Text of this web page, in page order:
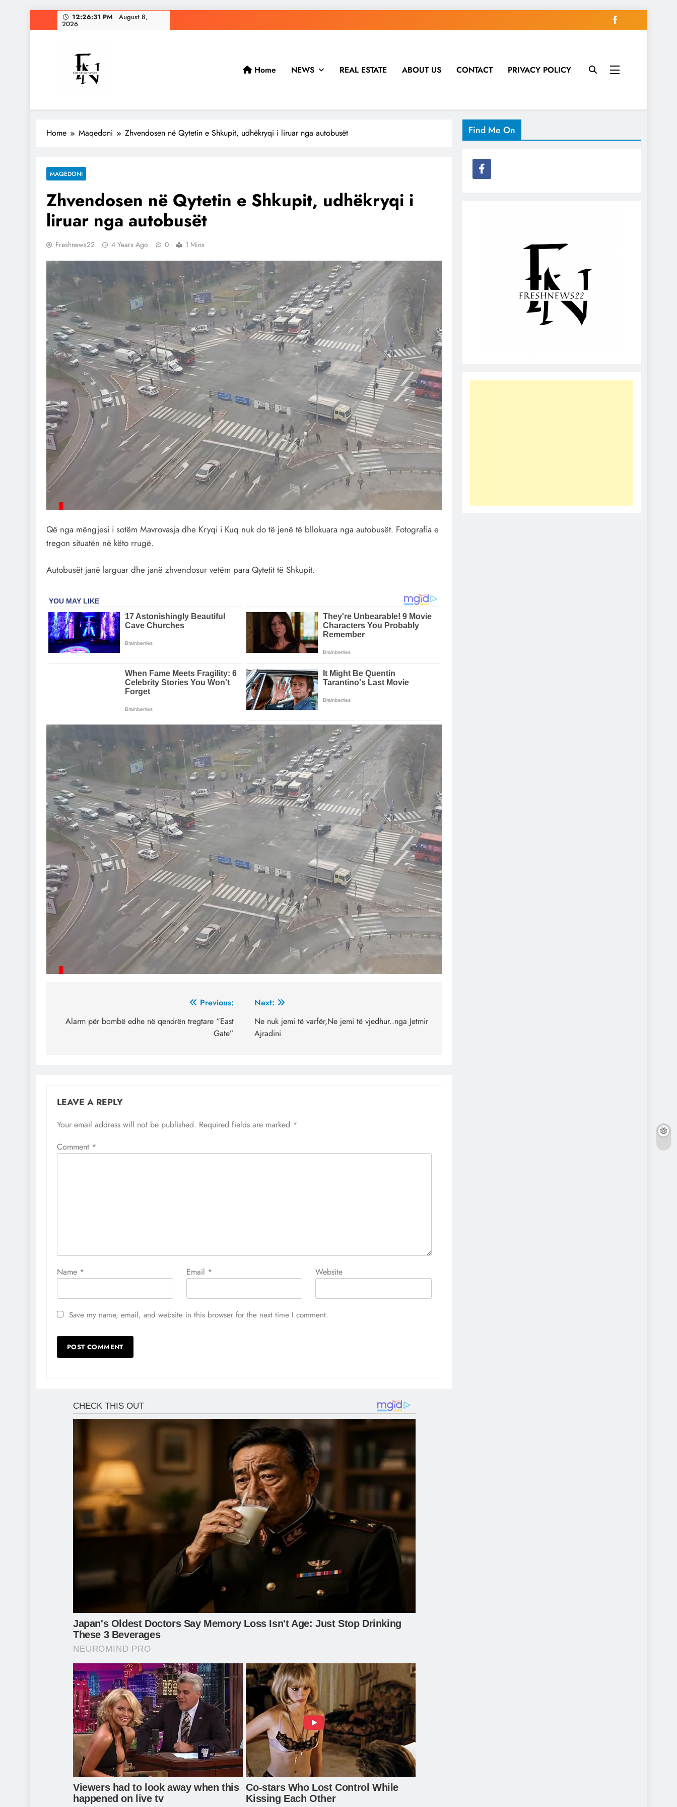
to
12:26:33 PM August 8,
2026
Freshnews22
Best News Website in North Macedonia
Home NEWS REAL ESTATE ABOUT US CONTACT PRIVACY POLICY
Home Maqedoni Zhvendosen në Qytetin e Shkupit, udhëkryqi i liruar nga autobusët
MAQEDONI
Zhvendosen në Qytetin e Shkupit, udhëkryqi i
liruar nga autobusët
Freshnews22 4 Years Ago 0 1 Mins
Që nga mëngjesi i sotëm Mavrovasja dhe Kryqi i Kuq nuk do të jenë të bllokuara nga autobusët. Fotografia e
tregon situatën në këto rrugë.
Autobusët janë larguar dhe janë zhvendosur vetëm para Qytetit të Shkupit.
navigation
Previous:
Alarm për bombë edhe në qendrën tregtare “East
Gate”
Next:
Ne nuk jemi të varfër,Ne jemi të vjedhur..nga Jetmir
Ajradini
LEAVE A REPLY
Your email address will not be published. Required fields are marked *
Comment *
Name * Email * Website
Save my name, email, and website in this browser for the next time I comment.
Find Me On